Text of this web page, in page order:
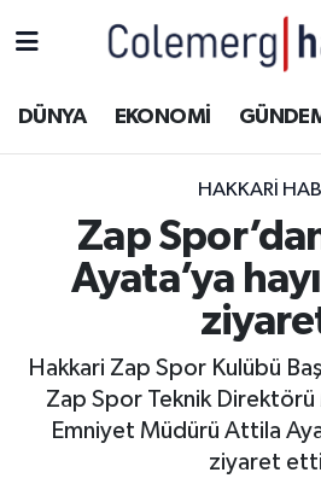
DÜNYA EKONOMİ
HAKKARI
Zap
Ayata’ya
Hakkari Zap Spor Kulübü
Zap Spor Teknik Direktörü
Emniyet Müdürü Attila
ziyaret
ASAYİŞ
DOĞA
EĞİTİM
Hakkâri Hava Durumu
Hakkâri Trafik Yoğunluk
Süper Lig Puan Durumu ve
Tüm Manşetler
Son Dakika Haberleri